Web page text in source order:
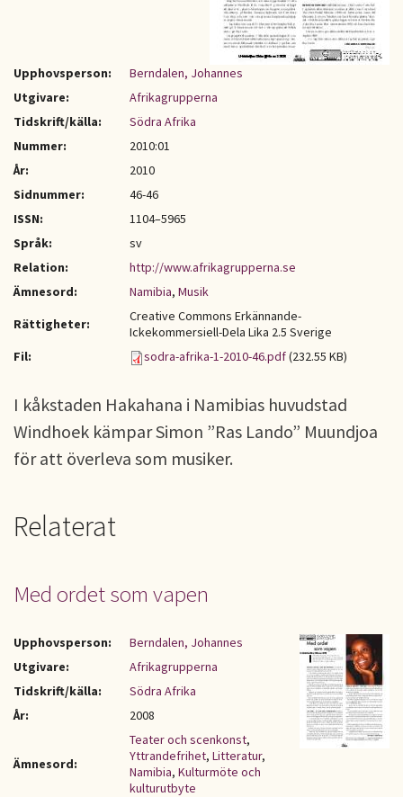
Upphovsperson:
Berndalen, Johannes
Utgivare:
Afrikagrupperna
Tidskrift/källa:
Södra Afrika
Nummer:
2010:01
År:
2010
Sidnummer:
46-46
ISSN:
1104–5965
Språk:
sv
Relation:
http://www.afrikagrupperna.se
Ämnesord:
Namibia, Musik
Rättigheter:
Creative Commons Erkännande-
Ickekommersiell-Dela Lika 2.5 Sverige
Fil:
sodra-afrika-1-2010-46.pdf(232.55 KB)
I kåkstaden Hakahana i Namibias huvudstad
Windhoek kämpar Simon ”Ras Lando” Muundjoa
för att överleva som musiker.
Relaterat
Med ordet som vapen
Upphovsperson:
Berndalen, Johannes
Utgivare:
Afrikagrupperna
Tidskrift/källa:
Södra Afrika
År:
2008
Ämnesord:
Teater och scenkonst,
Yttrandefrihet, Litteratur,
Namibia, Kulturmöte och
kulturutbyte